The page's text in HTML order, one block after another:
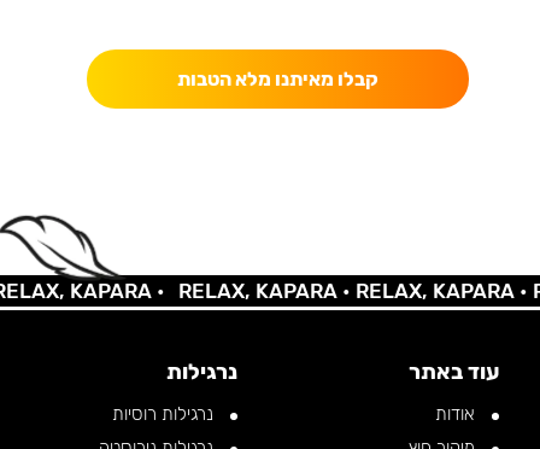
קבלו מאיתנו מלא הטבות
KAPARA • RELAX, KAPARA •RELAX, KAPARA •
עוד באתר
אודות
נרגילות
נרגילות רוסיות